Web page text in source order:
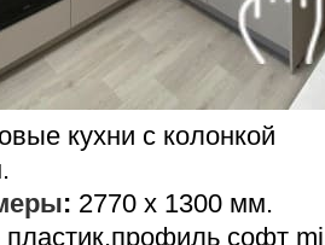
кухни с колонкой
: 2770 х 1300 мм.
софт